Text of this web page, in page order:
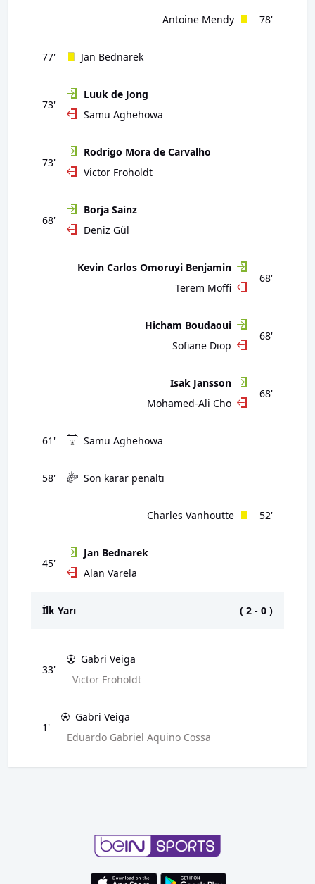
78'
Antoine Mendy
77' Jan Bednarek
73'
Luuk de Jong
Samu Aghehowa
73'
Rodrigo Mora de Carvalho
Victor Froholdt
68'
Borja Sainz
Deniz Gül
68'
Kevin Carlos Omoruyi Benjamin
Terem Moffi
68'
Hicham Boudaoui
Sofiane Diop
68'
Isak Jansson
Mohamed-Ali Cho
61' Samu Aghehowa
58' Son karar penaltı
52'
Charles Vanhoutte
45'
Jan Bednarek
Alan Varela
İlk Yarı ( 2 - 0 )
33'
Gabri Veiga
Victor Froholdt
1'
Gabri Veiga
Eduardo Gabriel Aquino Cossa